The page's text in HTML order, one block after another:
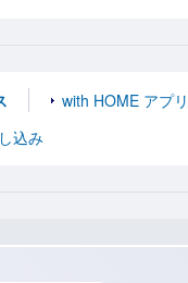
with HOME アプリ
込み